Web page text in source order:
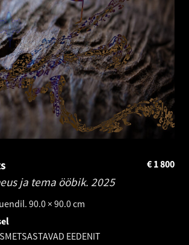
ja tema ööbik. 2025
90.0 × 90.0 cm
1 800
€
EEDENIT